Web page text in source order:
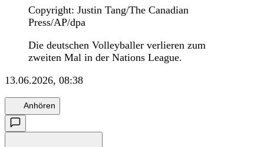
Copyright: Justin Tang/The Canadian
Press/AP/dpa
Die deutschen Volleyballer verlieren zum
zweiten Mal in der Nations League.
13.06.2026, 08:38
Anhören